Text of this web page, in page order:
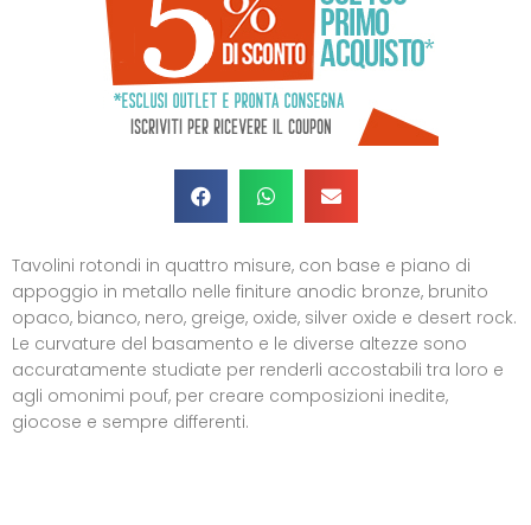
Tavolini rotondi in quattro misure, con base e piano di
appoggio in metallo nelle finiture anodic bronze, brunito
opaco, bianco, nero, greige, oxide, silver oxide e desert rock.
Le curvature del basamento e le diverse altezze sono
accuratamente studiate per renderli accostabili tra loro e
agli omonimi pouf, per creare composizioni inedite,
giocose e sempre differenti.